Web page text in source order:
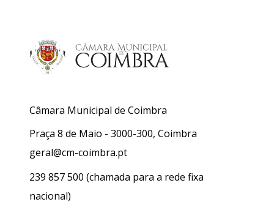
Câmara Municipal de Coimbra
Praça 8 de Maio - 3000-300, Coimbra
geral@cm-coimbra.pt
239 857 500 (chamada para a rede fixa
nacional)